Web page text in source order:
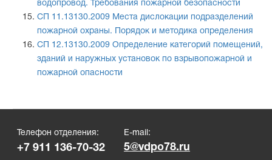
водопровод. Требования пожарной безопасности
СП 11.13130.2009 Места дислокации подразделений
пожарной охраны. Порядок и методика определения
СП 12.13130.2009 Определение категорий помещений,
зданий и наружных установок по взрывопожарной и
пожарной опасности
Телефон отделения:
+7 911 136-70-32
E-mail:
5@vdpo78.ru